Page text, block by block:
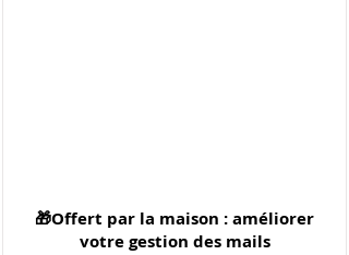
🎁Offert par la maison : améliorer
votre gestion des mails